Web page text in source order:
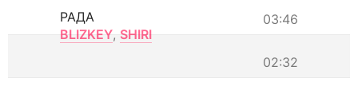
03:46
РАДА
BLIZKEY, SHIRI
02:32